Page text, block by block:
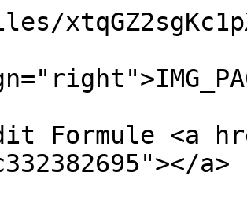
Formule <a
a>